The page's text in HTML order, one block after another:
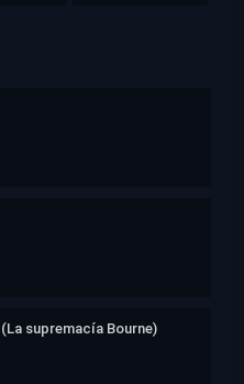
supremacía Bourne)